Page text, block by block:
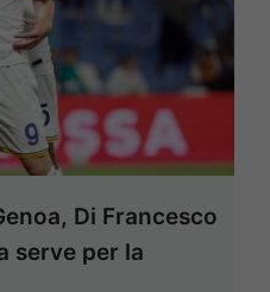
Di Francesco
serve per la